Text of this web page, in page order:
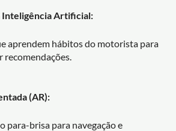
Inteligência Artificial:
aprendem hábitos do motorista para
recomendações.
(AR):
para-brisa para navegação e